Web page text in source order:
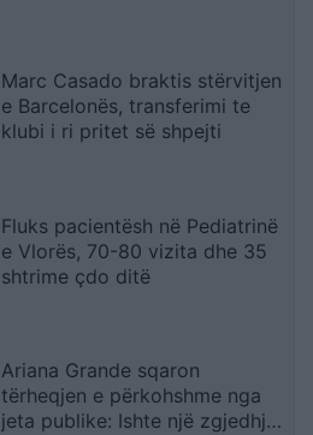
Marc Casado braktis stërvitjen
e Barcelonës, transferimi te
klubi i ri pritet së shpejti
Fluks pacientësh në Pediatrinë
e Vlorës, 70-80 vizita dhe 35
shtrime çdo ditë
Ariana Grande sqaron
tërheqjen e përkohshme nga
jeta publike: Ishte një zgjedhje